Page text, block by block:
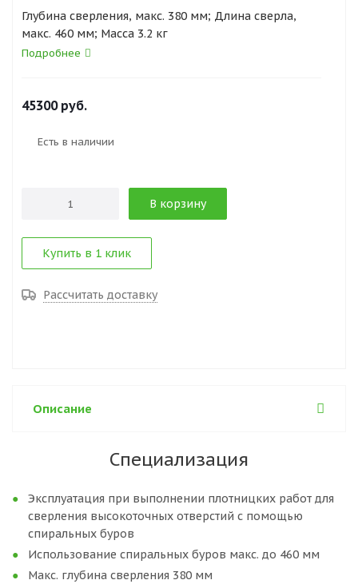
Глубина сверления, макс. 380 мм; Длина сверла,
макс. 460 мм; Масса 3.2 кг
Подробнее
45300руб.
Есть в наличии
В корзину
Купить в 1 клик
Рассчитать доставку
Описание
Специализация
Эксплуатация при выполнении плотницких работ для
сверления высокоточных отверстий с помощью
спиральных буров
Использование спиральных буров макс. до 460 мм
Макс. глубина сверления 380 мм